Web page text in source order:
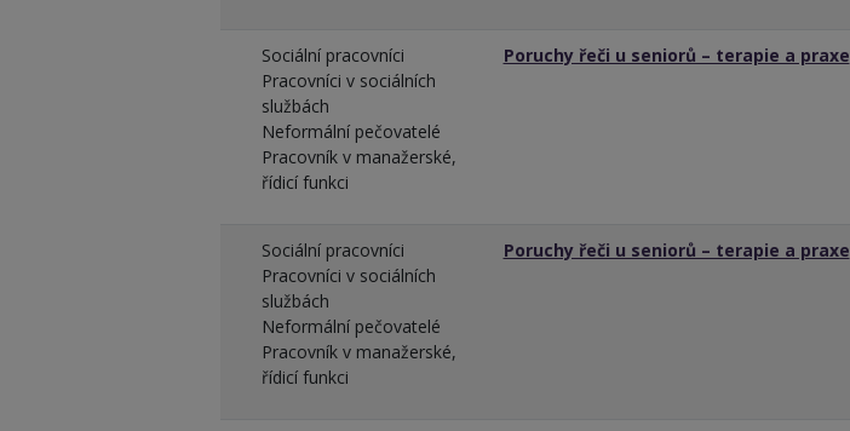
Sociální pracovníci
Pracovníci v sociálních
službách
Neformální pečovatelé
Pracovník v manažerské,
řídicí funkci
Poruchy řeči u seniorů – terapie a praxe
Sociální pracovníci
Pracovníci v sociálních
službách
Neformální pečovatelé
Pracovník v manažerské,
řídicí funkci
Poruchy řeči u seniorů – terapie a praxe